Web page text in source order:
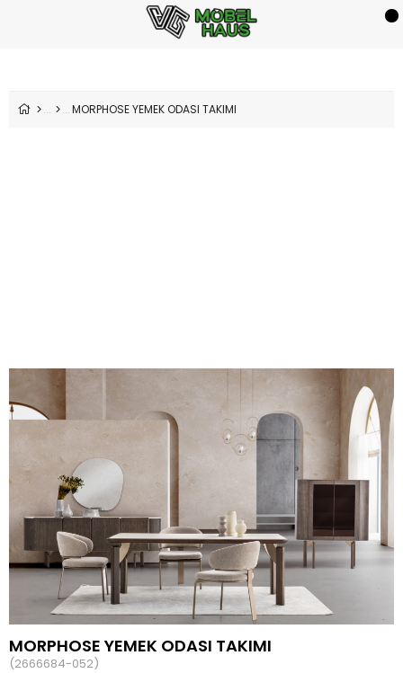
MORPHOSE YEMEK ODASI TAKIMI
MORPHOSE YEMEK ODASI TAKIMI
(2666684-052)